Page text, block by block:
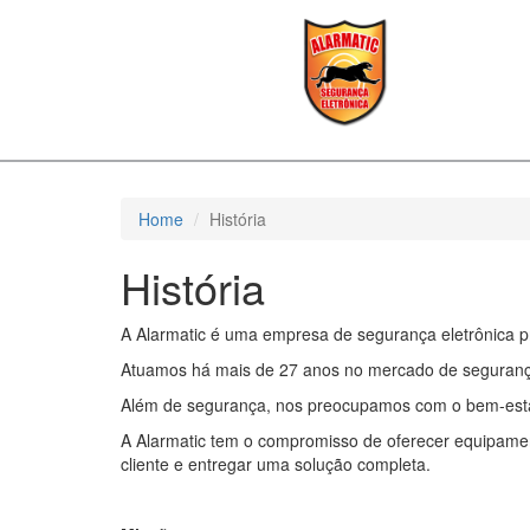
Home História
História
A Alarmatic é uma empresa de segurança eletrônica
Atuamos há mais de 27 anos no mercado de
Além de segurança, nos preocupamos com o bem-
A Alarmatic tem o compromisso de oferecer
cliente e entregar uma solução completa.